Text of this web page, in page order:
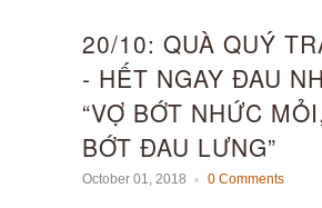
20/10: QUÀ QUÝ
- HẾT NGAY ĐAU
“VỢ BỚT NHỨC
BỚT ĐAU LƯNG”
October 01, 2018 0 Comments